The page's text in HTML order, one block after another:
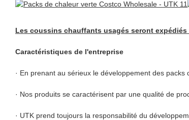
Les coussins chauffants usagés seront
Caractéristiques de l'entreprise
· En prenant au sérieux le développement des
· Nos produits se caractérisent par une qualité de
· UTK prend toujours la responsabilité du